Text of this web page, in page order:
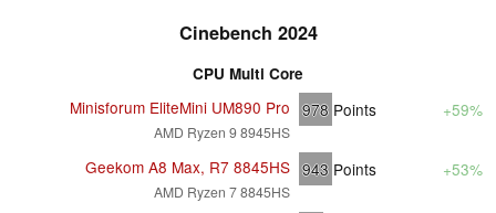
Cinebench 2024
CPU Multi Core
Minisforum EliteMini UM890 Pro
AMD Ryzen 9 8945HS
978 Points +59%
Geekom A8 Max, R7 8845HS
AMD Ryzen 7 8845HS
943 Points +53%